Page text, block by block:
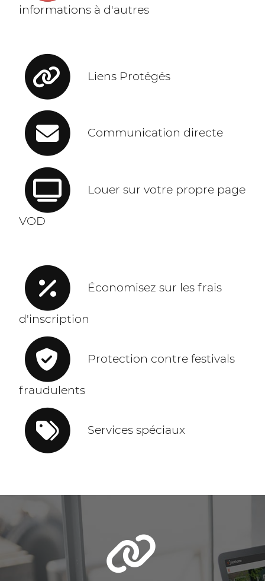
informations à d'autres
Liens Protégés
Communication directe
Louer sur votre propre page
VOD
Économisez sur les frais
d'inscription
Protection contre festivals
fraudulents
Services spéciaux